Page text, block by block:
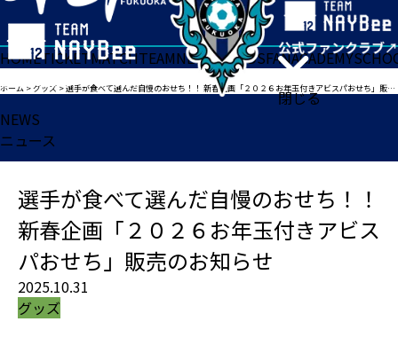
閉じる
HOMETICKETMATCHTEAMNEWSGOODSFANACADEMY
ホーム >グッズ >選手が食べて選んだ自慢のおせち！！ 新春企画「２０２６お年玉付きアビスパおせち」販売のお知らせ
NEWS
ニュース
選手が食べて選んだ自慢のおせち！！
新春企画「２０２６お年玉付きアビス
パおせち」販売のお知らせ
2025.10.31
グッズ